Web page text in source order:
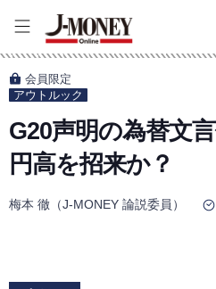
会員限定
アウトルック
G20声明の為替文
円高を招来か？
梅本 徹（J-MONEY 論説委員）